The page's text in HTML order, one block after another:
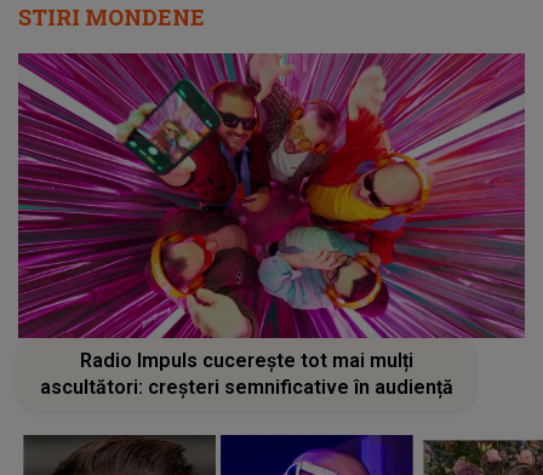
STIRI MONDENE
Radio Impuls cucerește tot mai mulți
ascultători: creșteri semnificative în audiență